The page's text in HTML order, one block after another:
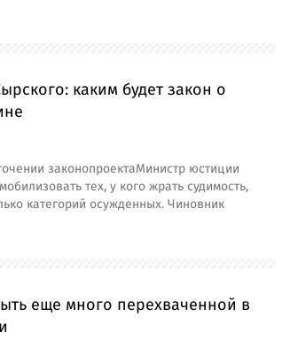
каким будет закон о
законопроектаМинистр юстиции
тех, у кого жрать судимость,
категорий осужденных. Чиновник
еще много перехваченной в